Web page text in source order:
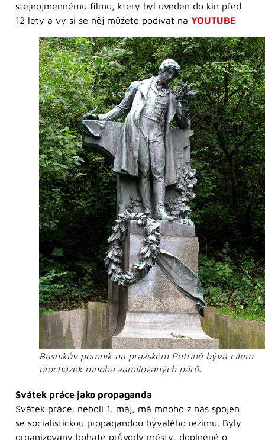
stejnojmennému filmu, který byl uveden do kin před
12 lety a vy si se něj můžete podívat na YOUTUBE
Básníkův pomník na pražském Petříně bývá cílem
procházek mnoha zamilovaných párů.
Svátek práce jako propaganda
Svátek práce. neboli 1. máj, má mnoho z nás spojen
se socialistickou propagandou bývalého režimu. Byly
organizovány bohaté průvody městy, doplněné o